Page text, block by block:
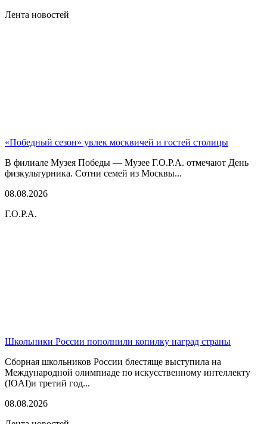
Лента новостей
«Победный сезон» увлек москвичей и гостей столицы
В филиале Музея Победы — Музее Г.О.Р.А. отмечают День
физкультурника. Сотни семей из Москвы...
08.08.2026
Г.О.Р.А.
Школьники России пополнили копилку наград страны
Сборная школьников России блестяще выступила на
Международной олимпиаде по искусственному интеллекту
(IOAI)и третий год...
08.08.2026